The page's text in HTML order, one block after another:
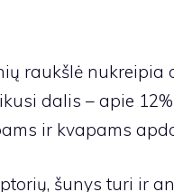
raukšlė nukreipia
dalis – apie
ir kvapams
šunys turi ir